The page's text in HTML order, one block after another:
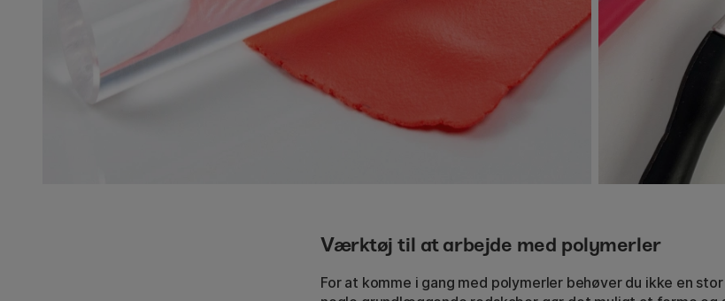
Værktøj til at arbejde med polymerler
For at komme i gang med polymerler behøver du ikke en